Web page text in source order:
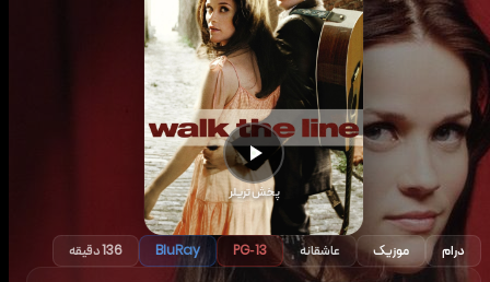
پخش تریلر
درام موزیک عاشقانه PG-13
BluRay 136 دقیقه